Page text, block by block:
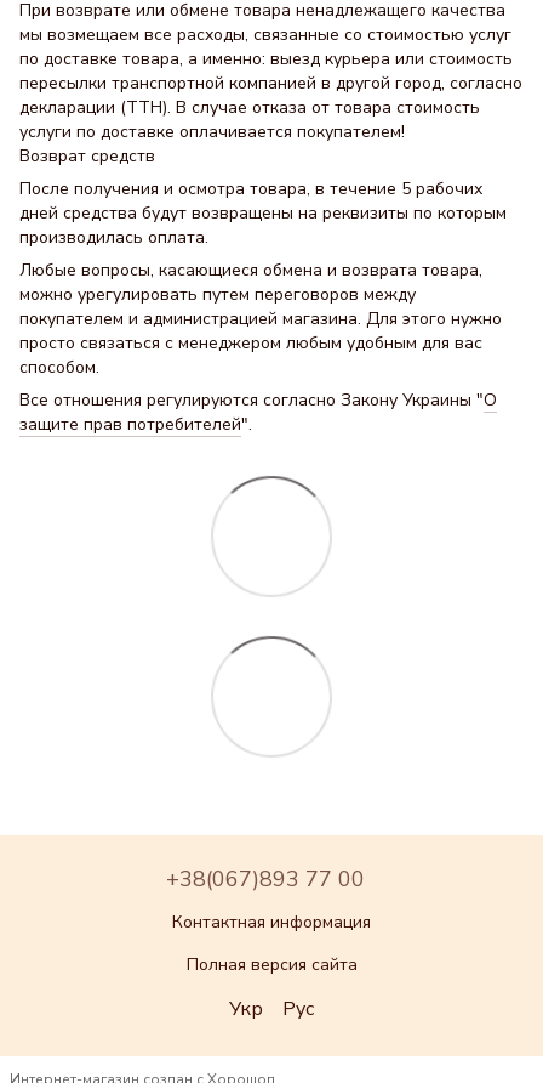
При возврате или обмене товара ненадлежащего качества
мы возмещаем все расходы, связанные со стоимостью услуг
по доставке товара, а именно: выезд курьера или стоимость
пересылки транспортной компанией в другой город, согласно
декларации (ТТН). В случае отказа от товара стоимость
услуги по доставке оплачивается покупателем!
Возврат средств
После получения и осмотра товара, в течение 5 рабочих
дней средства будут возвращены на реквизиты по которым
производилась оплата.
Любые вопросы, касающиеся обмена и возврата товара,
можно урегулировать путем переговоров между
покупателем и администрацией магазина. Для этого нужно
просто связаться с менеджером любым удобным для вас
способом.
Все отношения регулируются согласно Закону Украины "О
защите прав потребителей".
+38(067)893 77 00
Контактная информация
Полная версия сайта
Укр Рус
Интернет-магазин создан с Хорошоп